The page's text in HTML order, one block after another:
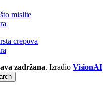
mislite
crepova
zadržana. Izradio VisionAI